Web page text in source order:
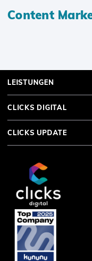
Content
LEISTUNGEN
CLICKS DIGITAL
CLICKS UPDATE